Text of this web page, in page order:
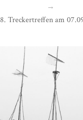
→
8. Treckertreffen am